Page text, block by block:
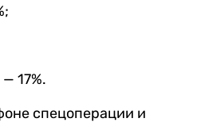
17%.
спецоперации и